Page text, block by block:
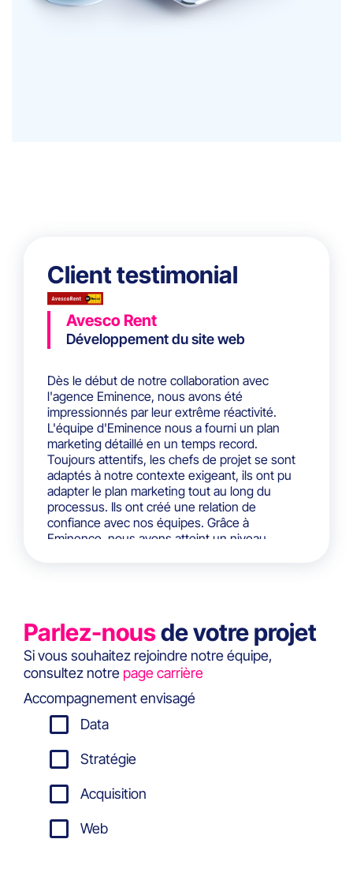
Client testimonial
Avesco Rent
Développement du site web
Dès le début de notre collaboration avec
l'agence Eminence, nous avons été
impressionnés par leur extrême réactivité.
L'équipe d'Eminence nous a fourni un plan
marketing détaillé en un temps record.
Toujours attentifs, les chefs de projet se sont
adaptés à notre contexte exigeant, ils ont pu
adapter le plan marketing tout au long du
processus. Ils ont créé une relation de
confiance avec nos équipes. Grâce à
Eminence, nous avons atteint un niveau
Parlez-nousde votre projet
Si vous souhaitez rejoindre notre équipe,
consultez notre page carrière
Accompagnement envisagé
Data
Stratégie
Acquisition
Web